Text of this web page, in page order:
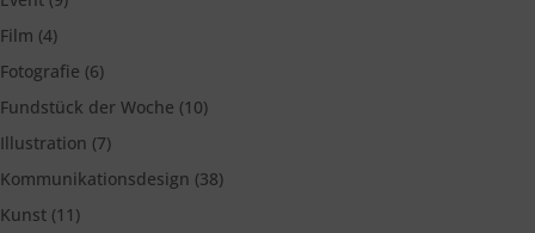
Film (4)
Fotografie (6)
Fundstück der Woche (10)
Illustration (7)
Kommunikationsdesign (38)
Kunst (11)